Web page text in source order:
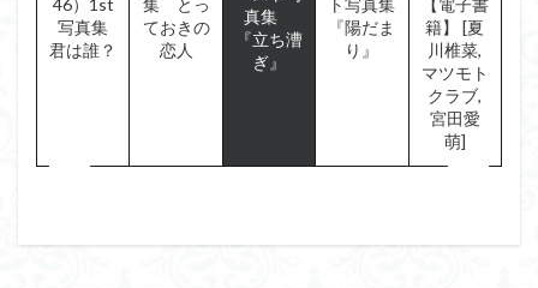
46）1st
写真集
君は誰？
集 とっ
ておきの
恋人
真集
『立ち漕
ぎ』
ト写真集
『陽だま
り』
【電子書
籍】 [夏
川椎菜,
マツモト
クラブ,
宮田愛
萌]